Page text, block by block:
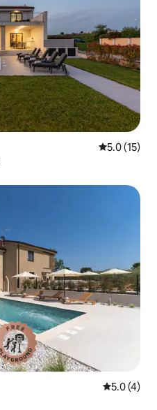
從 15 則評
5.0 (15)
從 4 則評
5.0 (4)